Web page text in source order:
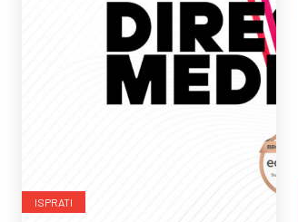
ISPRATI